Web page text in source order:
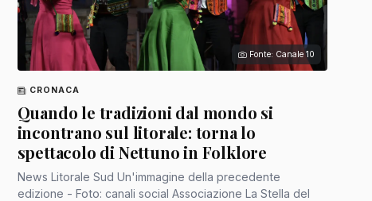
Fonte: Canale 10
CRONACA
Quando le tradizioni dal mondo si
incontrano sul litorale: torna lo
spettacolo di Nettuno in Folklore
News Litorale Sud Un'immagine della precedente
edizione - Foto: canali social Associazione La Stella del